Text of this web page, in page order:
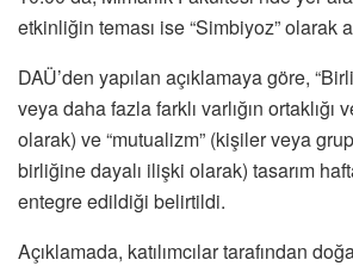
etkinliğin teması ise “Simbiyoz” olarak
DAÜ’den yapılan açıklamaya göre,
veya daha fazla farklı varlığın ortaklığı
olarak) ve “mutualizm” (kişiler veya
birliğine dayalı ilişki olarak) tasarım
entegre edildiği belirtildi.
Açıklamada, katılımcılar tarafından